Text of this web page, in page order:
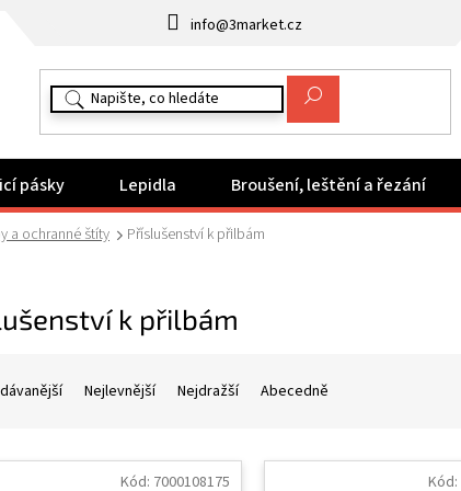
info@3market.cz
pásky Lepidla Broušení, leštění a řezání
a ochranné štíty Příslušenství k přilbám
k přilbám
Nejlevnější Nejdražší Abecedně
Kód: 7000108175 Kód: